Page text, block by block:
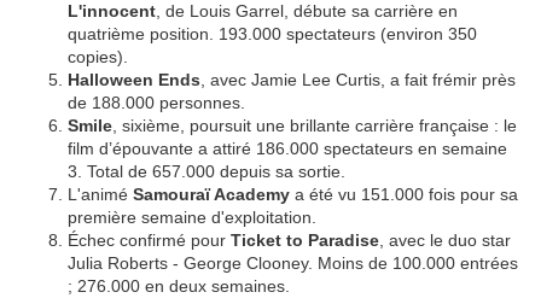
L'innocent , de Louis Garrel, débute sa carrière en
quatrième position. 193.000 spectateurs (environ 350
copies).
Halloween Ends , avec Jamie Lee Curtis, a fait frémir près
de 188.000 personnes.
Smile , sixième, poursuit une brillante carrière française : le
film d’épouvante a attiré 186.000 spectateurs en semaine
3. Total de 657.000 depuis sa sortie.
L'animé Samouraï Academy a été vu 151.000 fois pour sa
première semaine d'exploitation.
Échec confirmé pour Ticket to Paradise , avec le duo star
Julia Roberts - George Clooney. Moins de 100.000 entrées
; 276.000 en deux semaines.